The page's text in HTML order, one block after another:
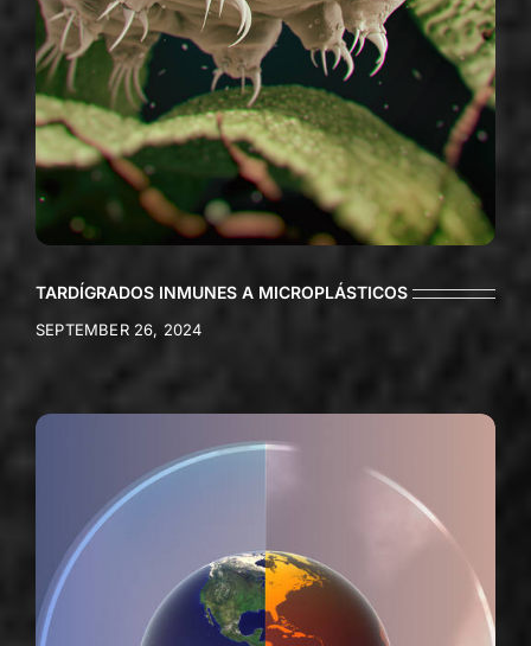
TARDÍGRADOS INMUNES A MICROPLÁSTICOS
SEPTEMBER 26, 2024